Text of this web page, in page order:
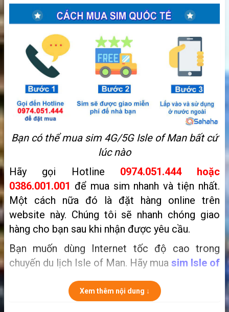
Bạn có thể mua sim 4G/5G Isle of Man bất cứ
lúc nào
Hãy gọi Hotline 0974.051.444 hoặc
0386.001.001 để mua sim nhanh và tiện nhất.
Một cách nữa đó là đặt hàng online trên
website này. Chúng tôi sẽ nhanh chóng giao
hàng cho bạn sau khi nhận được yêu cầu.
Bạn muốn dùng Internet tốc độ cao trong
chuyến du lịch Isle of Man. Hãy mua sim Isle of
lượng tốc độ cao bạn sẽ thoải mái vào mạng
Xem thêm nội dung ↓